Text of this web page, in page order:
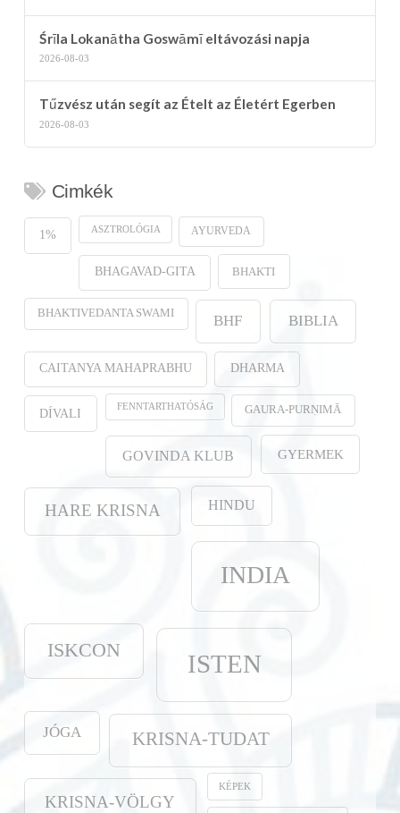
Śrīla Lokanātha Goswāmī eltávozási napja
2026-08-03
Tűzvész után segít az Ételt az Életért Egerben
2026-08-03
Cimkék
1% ASZTROLÓGIA AYURVEDA
BHAGAVAD-GITA BHAKTI
BHAKTIVEDANTA SWAMI BHF BIBLIA
CAITANYA MAHAPRABHU DHARMA
DÍVALI FENNTARTHATÓSÁG GAURA-PURṆIMĀ
GOVINDA KLUB GYERMEK
HARE KRISNA HINDU
INDIA
ISKCON ISTEN
JÓGA KRISNA-TUDAT
KRISNA-VÖLGY
KÉPEK